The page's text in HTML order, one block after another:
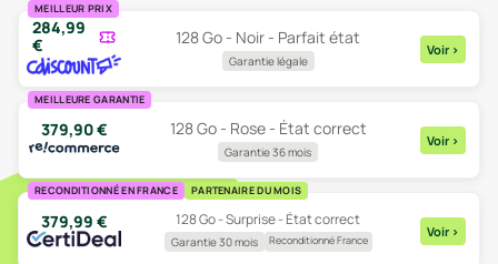
MEILLEUR PRIX
284,99
€
128 Go - Noir - Parfait état
Garantie légale
Voir >
MEILLEURE GARANTIE
379,90€ 128 Go - Rose - État correct
Garantie 36 mois
Voir >
RECONDITIONNÉ EN FRANCE PARTENAIRE DU MOIS
379,99 € 128 Go - Surprise - État correct
Garantie 30 mois Reconditionné France
Voir >